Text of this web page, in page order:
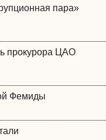
пара»
прокурора ЦАО
Фемиды